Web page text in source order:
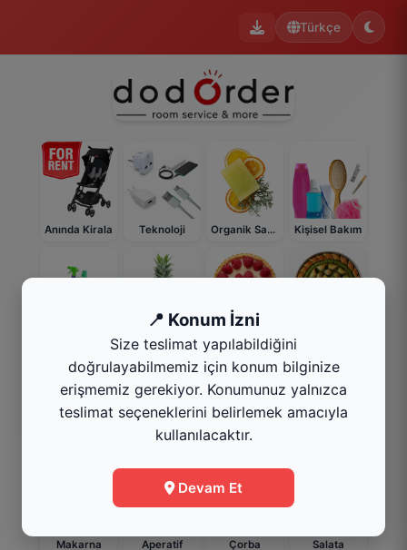
Türkçe
Anında Kirala Teknoloji Organik Sabun Kişisel Bakım
Döner Atıştırmalık
Makarna Aperatif Çorba Salata
📍 Konum İzni
Size teslimat yapılabildiğini
doğrulayabilmemiz için konum bilginize
erişmemiz gerekiyor. Konumunuz yalnızca
teslimat seçeneklerini belirlemek amacıyla
kullanılacaktır.
Devam Et